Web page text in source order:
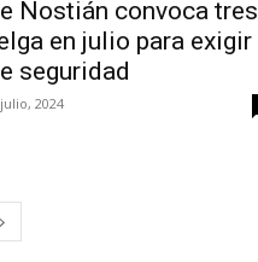
Nostián convoca tres
en julio para exigir
seguridad
2024